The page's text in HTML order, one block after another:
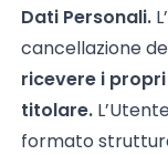
Dati Personali.
cancellazione
ricevere i
titolare.
formato